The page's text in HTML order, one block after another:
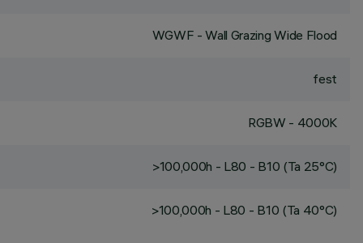
WGWF - Wall Grazing Wide Flood
fest
RGBW - 4000K
>100,000h - L80 - B10 (Ta 25°C)
>100,000h - L80 - B10 (Ta 40°C)